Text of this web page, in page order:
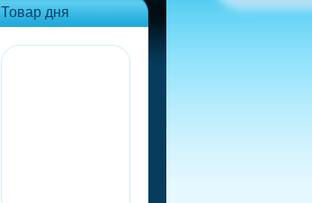
Товар дня